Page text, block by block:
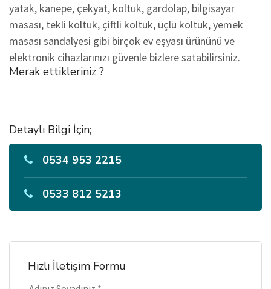
yatak, kanepe, çekyat, koltuk, gardolap, bilgisayar
masası, tekli koltuk, çiftli koltuk, üçlü koltuk, yemek
masası sandalyesi gibi birçok ev eşyası ürününü ve
elektronik cihazlarınızı güvenle bizlere satabilirsiniz.
Merak ettikleriniz ?
Detaylı Bilgi İçin;
0534 953 2215
0533 812 5213
Hızlı İletişim Formu